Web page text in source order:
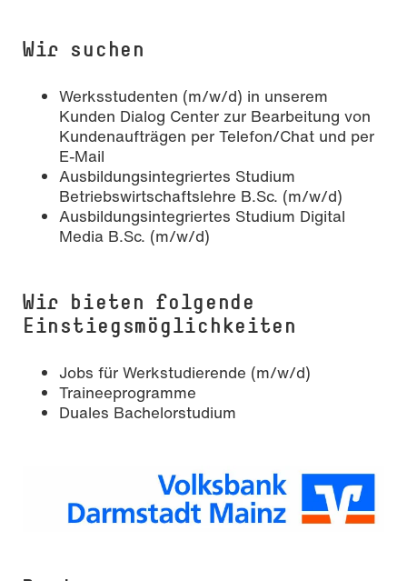
Wir suchen
Werksstudenten (m/w/d) in unserem
Kunden Dialog Center zur Bearbeitung von
Kundenaufträgen per Telefon/Chat und per
E-Mail
Ausbildungsintegriertes Studium
Betriebswirtschaftslehre B.Sc. (m/w/d)
Ausbildungsintegriertes Studium Digital
Media B.Sc. (m/w/d)
Wir bieten folgende
Einstiegsmöglichkeiten
Jobs für Werkstudierende (m/w/d)
Traineeprogramme
Duales Bachelorstudium